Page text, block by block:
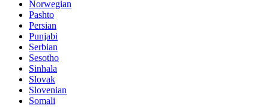
Norwegian
Pashto
Persian
Punjabi
Serbian
Sesotho
Sinhala
Slovak
Slovenian
Somali